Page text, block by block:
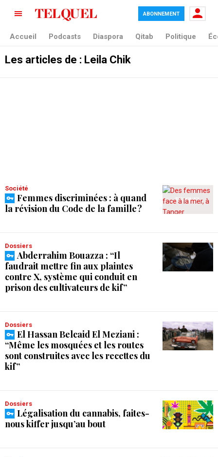
ABONNEMENT
Accueil Podcasts Diaspora Qitab Politique
Les articles de : Leila Chik
Société
Femmes discriminées : à quand
la révision du Code de la famille ?
Dossiers
Abderrahim Bouazza : “Il
faudrait mettre fin aux plaintes
contre X, système qui conduit en
prison des cultivateurs de kif”
Dossiers
El Hassan Belcaid El Meziani :
“Même les mosquées et les routes
sont construites avec les recettes du
kif”
Dossiers
Légalisation du cannabis, faites-
nous kiffer jusqu’au bout